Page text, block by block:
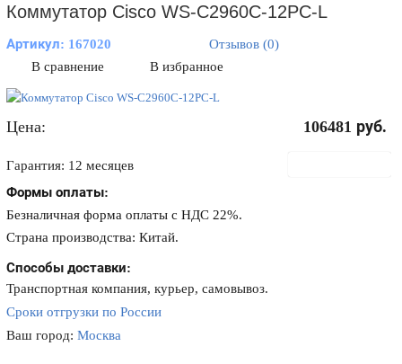
Коммутатор Cisco WS-C2960C-12PC-L
Артикул: 167020
Отзывов (0)
В сравнение
В избранное
Цена: 106481 руб.
Гарантия: 12 месяцев
Формы оплаты:
Безналичная форма оплаты с НДС 22%.
Страна производства: Китай.
Способы доставки:
Транспортная компания, курьер, самовывоз.
Сроки отгрузки по России
Ваш город:Москва